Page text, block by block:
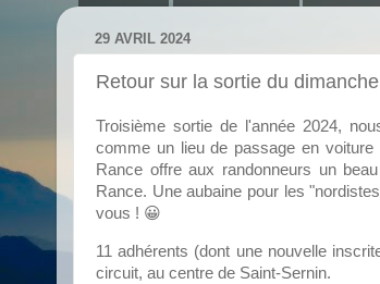
29 AVRIL 2024
Retour sur la sortie du
Troisième sortie de l'année 2024,
comme un lieu de passage en
Rance offre aux randonneurs un
Rance. Une aubaine pour les
vous ! 😀
11 adhérents (dont une nouvelle
circuit, au centre de Saint-Sernin.